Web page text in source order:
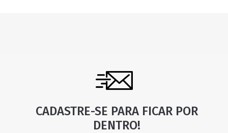
CADASTRE-SE PARA FICAR POR
DENTRO!